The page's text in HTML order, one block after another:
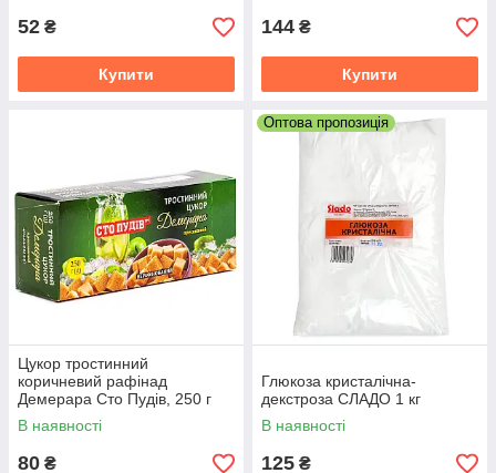
52 ₴
Купити
144 ₴
Купити
Цукор тростинний
коричневий рафінад
Демерара Сто Пудів, 250 г
В наявності
80 ₴
Оптова пропозиція
Глюкоза кристалічна-
декстроза СЛАДО 1 кг
В наявності
125 ₴